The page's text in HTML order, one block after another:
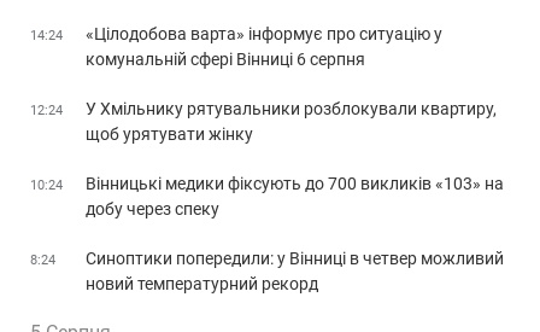
14:24
«Цілодобова варта» інформує про ситуацію у
комунальній сфері Вінниці 6 серпня
12:24
У Хмільнику рятувальники розблокували квартиру,
щоб урятувати жінку
10:24
Вінницькі медики фіксують до 700 викликів «103» на
добу через спеку
8:24
Синоптики попередили: у Вінниці в четвер можливий
новий температурний рекорд